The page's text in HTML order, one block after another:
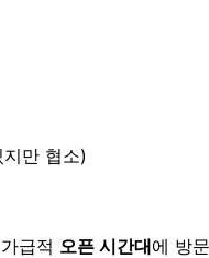
만 협소)
급적 오픈 시간대에 방문